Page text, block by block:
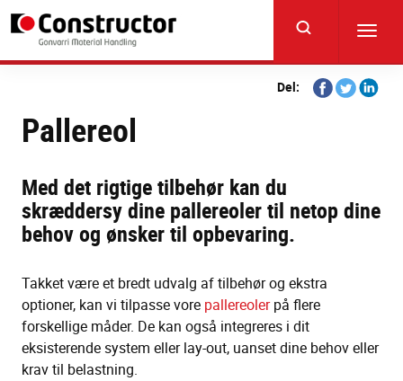
content
Del:
Share
on
Share
on
Share
Pallereol
Med det rigtige tilbehør kan du
skræddersy dine pallereoler til netop dine
behov og ønsker til opbevaring.
Takket være et bredt udvalg af tilbehør og ekstra
optioner, kan vi tilpasse vore pallereolerpå flere
forskellige måder. De kan også integreres i dit
eksisterende system eller lay-out, uanset dine behov eller
krav til belastning.